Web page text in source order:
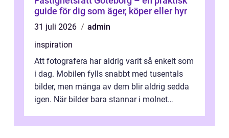
guide för dig som äger, köper eller hyr
31 juli 2026
admin
inspiration
Att fotografera har aldrig varit så enkelt som
i dag. Mobilen fylls snabbt med tusentals
bilder, men många av dem blir aldrig sedda
igen. När bilder bara stannar i molnet